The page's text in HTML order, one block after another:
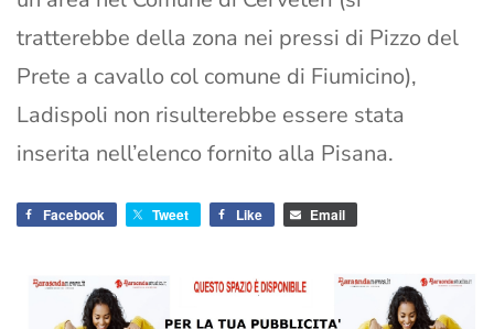
tratterebbe della zona nei pressi di Pizzo del
Prete a cavallo col comune di Fiumicino),
Ladispoli non risulterebbe essere stata
inserita nell’elenco fornito alla Pisana.
Facebook Tweet Like Email